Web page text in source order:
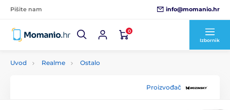
Pišite nam info@momanio.hr
0
Izbornik
Uvod Realme Ostalo
Proizvođač